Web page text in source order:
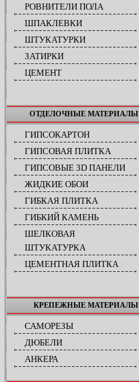
РОВНИТЕЛИ ПОЛА
ШПАКЛЕВКИ
ШТУКАТУРКИ
ЗАТИРКИ
ЦЕМЕНТ
ОТДЕЛОЧНЫЕ МАТЕРИАЛЫ
ГИПСОКАРТОН
ГИПСОВАЯ ПЛИТКА
ГИПСОВЫЕ 3D ПАНЕЛИ
ЖИДКИЕ ОБОИ
ГИБКАЯ ПЛИТКА
ГИБКИЙ КАМЕНЬ
ШЕЛКОВАЯ
ШТУКАТУРКА
ЦЕМЕНТНАЯ ПЛИТКА
КРЕПЕЖНЫЕ МАТЕРИАЛЫ
САМОРЕЗЫ
ДЮБЕЛИ
АНКЕРА